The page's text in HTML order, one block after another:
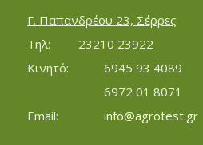
Γ. Παπανδρέου 23, Σέρρες
Τηλ:		23210 23922
Κινητό:		6945 93 4089
			6972 01 8071
info@agrotest.gr